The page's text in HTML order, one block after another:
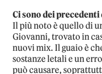
Ci sono dei
Il più noto è quello di
Giovanni, trovato in
nuovi mix. Il guaio è
sostanze letali e un
può causare,